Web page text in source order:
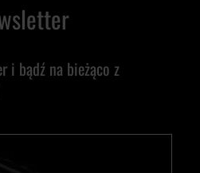
i bądź na bieżąco z